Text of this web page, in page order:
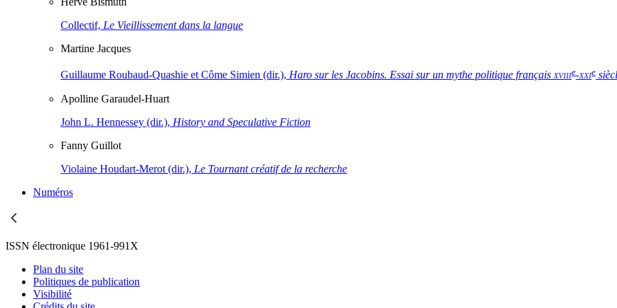
Collectif, Le Vieillissement dans la langue
Martine Jacques
Guillaume Roubaud-Quashie et Côme Simien (dir.), Haro sur les Jacobins. Essai sur un mythe politique françaisxviiie-xxie
Apolline Garaudel-Huart
John L. Hennessey (dir.), History and Speculative Fiction
Fanny Guillot
Violaine Houdart-Merot (dir.), Le Tournant créatif de la recherche
Numéros
ISSN électronique 1961-991X
Plan du site
Politiques de publication
Visibilité